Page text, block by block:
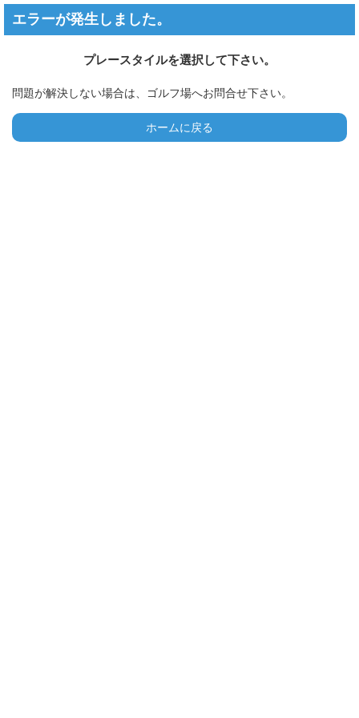
エラーが発生しました。
プレースタイルを選択して下さい。
問題が解決しない場合は、ゴルフ場へお問合せ下さい。
ホームに戻る